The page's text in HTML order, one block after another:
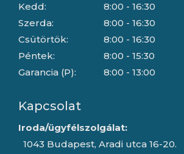
Kedd:
Szerda:
Csütörtök:
Péntek:
Garancia (P):
8:00 - 16:30
8:00 - 16:30
8:00 - 16:30
8:00 - 15:30
8:00 - 13:00
Kapcsolat
Iroda/ügyfélszolgálat:
1043 Budapest, Aradi utca 16-20.